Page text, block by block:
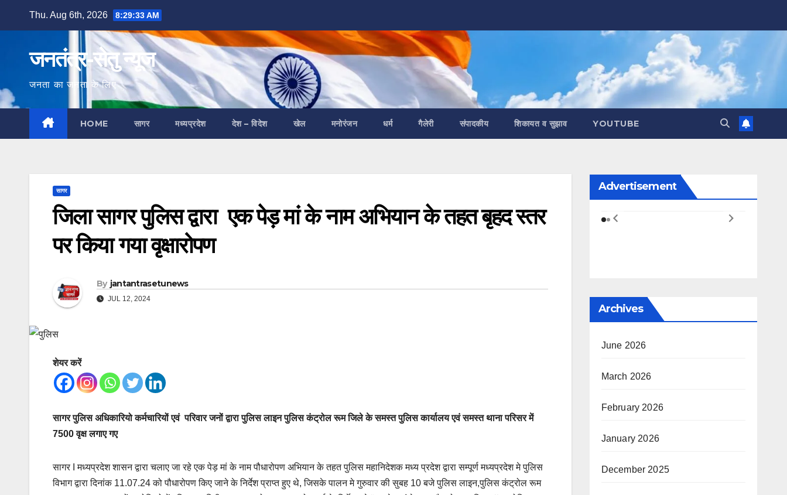
Thu. Aug 6th, 2026 8:29:34 AM
जनतंत्र-सेतु न्यूज
जनता का जनता के लिए
HOME सागर मध्यप्रदेश देश – विदेश खेल मनोरंजन धर्म गैलेरी संपादकीय शिकायत व सुझाव YOUTUBE
सागर
जिला सागर पुलिस द्वारा एक पेड़ मां के नाम अभियान के तहत बृहद स्तर
पर किया गया वृक्षारोपण
By jantantrasetunews
JUL 12, 2024
शेयर करें
सागर पुलिस अधिकारियो कर्मचारियों एवं परिवार जनों द्वारा पुलिस लाइन पुलिस कंट्रोल रूम जिले के समस्त पुलिस कार्यालय एवं समस्त थाना परिसर में
7500 वृक्ष लगाए गए
सागर I मध्यप्रदेश शासन द्वारा चलाए जा रहे एक पेड़ मां के नाम पौधारोपण अभियान के तहत पुलिस महानिदेशक मध्य प्रदेश द्वारा सम्पूर्ण मध्यप्रदेश मे पुलिस
विभाग द्वारा दिनांक 11.07.24 को पौधारोपण किए जाने के निर्देश प्राप्त हुए थे, जिसके पालन मे गुरुवार की सुबह 10 बजे पुलिस लाइन,पुलिस कंट्रोल रूम
Advertisement
Archives
June 2026
March 2026
February 2026
January 2026
December 2025